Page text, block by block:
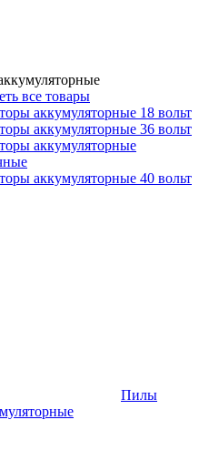
все товары
аккумуляторные 18 вольт
аккумуляторные 36 вольт
аккумуляторные
аккумуляторные 40 вольт
Пилы